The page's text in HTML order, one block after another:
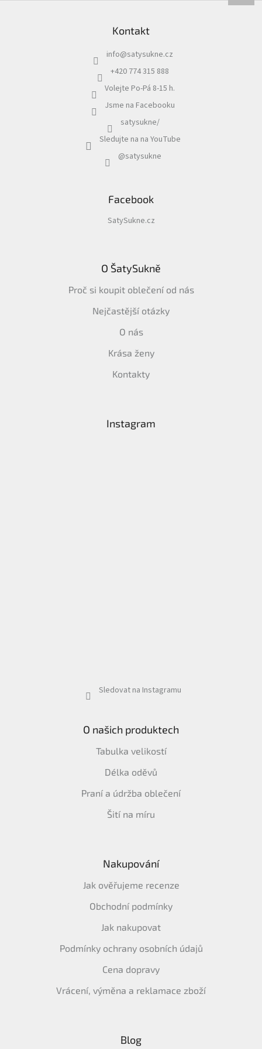
Kontakt
info@satysukne.cz
+420 774 315 888
Volejte Po-Pá 8-15 h.
Jsme na Facebooku
satysukne/
Sledujte na na YouTube
@satysukne
Facebook
SatySukne.cz
O ŠatySukně
Proč si koupit oblečení od nás
Nejčastější otázky
O nás
Krása ženy
Kontakty
Instagram
Sledovat na Instagramu
O našich produktech
Tabulka velikostí
Délka oděvů
Praní a údržba oblečení
Šití na míru
Nakupování
Jak ověřujeme recenze
Obchodní podmínky
Jak nakupovat
Podmínky ochrany osobních údajů
Cena dopravy
Vrácení, výměna a reklamace zboží
Blog